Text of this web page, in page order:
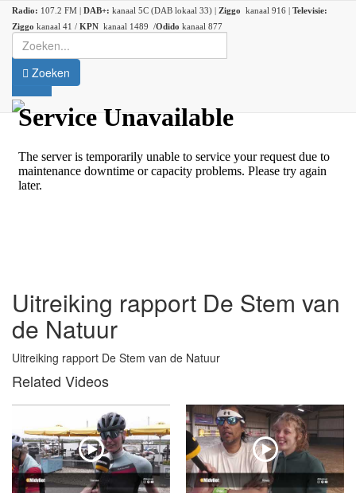
Radio: 107.2 FM | DAB+: kanaal 5C (DAB lokaal 33) | Ziggo kanaal 916 | Televisie:
Ziggo kanaal 41 / KPN kanaal 1489 /Odido kanaal 877
Zoeken
Uitreiking rapport De Stem van
de Natuur
Uitreiking rapport De Stem van de Natuur
Related Videos